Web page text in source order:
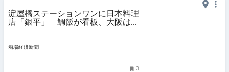
淀屋橋ステーションワンに日本料理
店「銀平」 鯛飯が看板、大阪は5
船場経済新聞
3